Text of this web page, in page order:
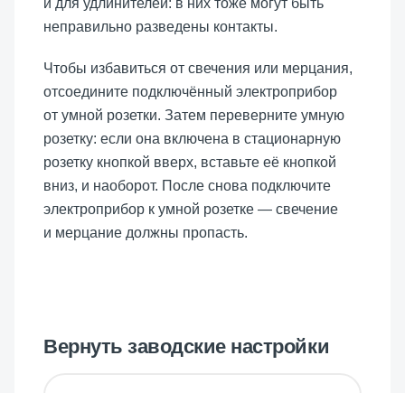
и для удлинителей: в них тоже могут быть
неправильно разведены контакты.
Чтобы избавиться от свечения или мерцания,
отсоедините подключённый электроприбор
от умной розетки. Затем переверните умную
розетку: если она включена в стационарную
розетку кнопкой вверх, вставьте её кнопкой
вниз, и наоборот. После снова подключите
электроприбор к умной розетке — свечение
и мерцание должны пропасть.
Вернуть заводские настройки